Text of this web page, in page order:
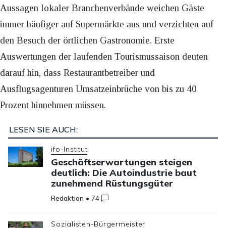
Aussagen lokaler Branchenverbände weichen Gäste
immer häufiger auf Supermärkte aus und verzichten auf
den Besuch der örtlichen Gastronomie. Erste
Auswertungen der laufenden Tourismussaison deuten
darauf hin, dass Restaurantbetreiber und
Ausflugsagenturen Umsatzeinbrüche von bis zu 40
Prozent hinnehmen müssen.
LESEN SIE AUCH:
ifo-Institut
Geschäftserwartungen steigen
deutlich: Die Autoindustrie baut
zunehmend Rüstungsgüter
Redaktion •74
Sozialisten-Bürgermeister